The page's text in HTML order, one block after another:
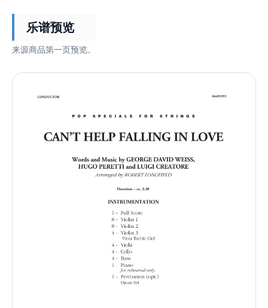
乐谱预览
来源商品第一页预览。